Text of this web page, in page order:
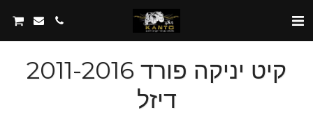
קיט יניקה פורד 2011-2016
דיזל